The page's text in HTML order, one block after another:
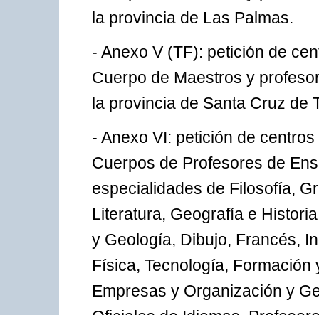
la provincia de Las Palmas.
- Anexo V (TF): petición de
Cuerpo de Maestros y
la provincia de Santa Cruz de
- Anexo VI: petición de
Cuerpos de Profesores de
especialidades de Filosofía,
Literatura, Geografía e
y Geología, Dibujo, Francés,
Física, Tecnología,
Empresas y Organización y